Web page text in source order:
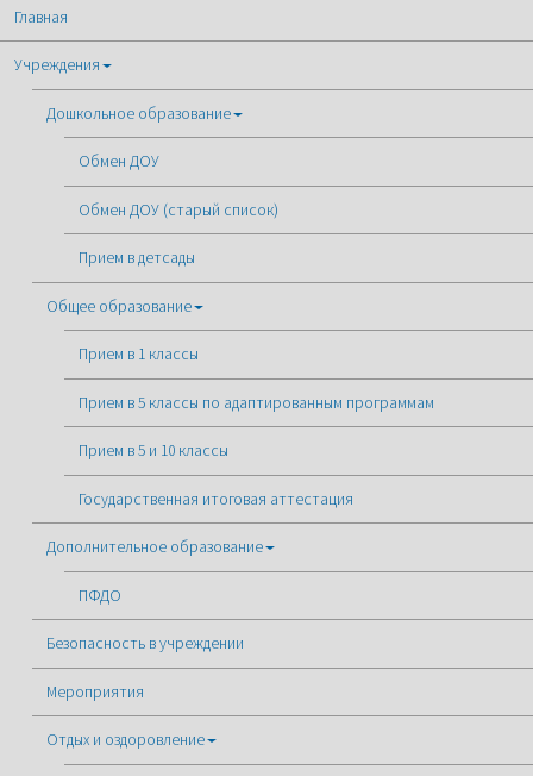
Главная
Учреждения
Дошкольное образование
Обмен ДОУ
Обмен ДОУ (старый список)
Прием в детсады
Общее образование
Прием в 1 классы
Прием в 5 классы по адаптированным программам
Прием в 5 и 10 классы
Государственная итоговая аттестация
Дополнительное образование
ПФДО
Безопасность в учреждении
Мероприятия
Отдых и оздоровление